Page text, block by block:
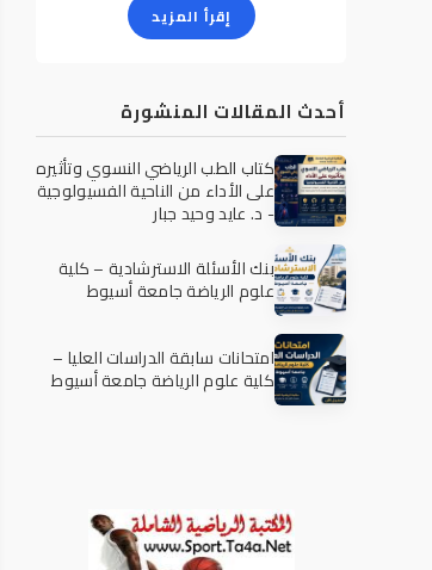
إقرأ المزيد
أحدث المقالات المنشورة
كتاب الطب الرياضي النسوي وتأثيره
على الأداء من الناحية الفسيولوجية
- د. عايد وحيد جبار
بنك الأسئلة الاسترشادية – كلية
علوم الرياضة جامعة أسيوط
امتحانات سابقة الدراسات العليا –
كلية علوم الرياضة جامعة أسيوط